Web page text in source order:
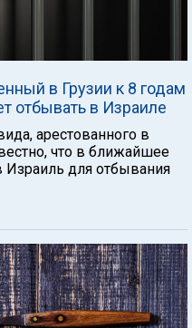
в Грузии к 8 годам
отбывать в Израиле
арестованного в
что в ближайшее
Израиль для отбывания